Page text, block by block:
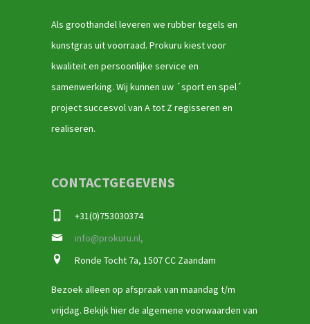
Als groothandel leveren we rubber tegels en
kunstgras uit voorraad. Prokuru kiest voor
kwaliteit en persoonlijke service en
samenwerking. Wij kunnen uw ´sport en spel´
project succesvol van A tot Z regisseren en
realiseren.
CONTACTGEGEVENS
+31(0)753030374
info@prokuru.nl,
Ronde Tocht 7a, 1507 CC Zaandam
Bezoek alleen op afspraak van maandag t/m
vrijdag. Bekijk hier de algemene voorwaarden van